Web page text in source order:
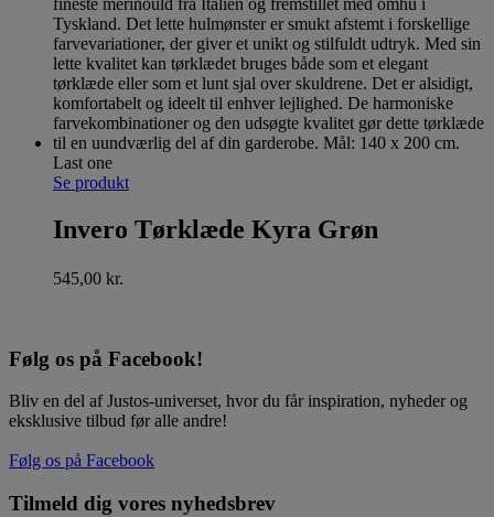
Last one
Se produkt
Invero Tørklæde Kyra Grøn
545,00 kr.
Følg os på Facebook!
Bliv en del af Justos-universet, hvor du får inspiration, nyheder og
eksklusive tilbud før alle andre!
Følg os på Facebook
Tilmeld dig vores nyhedsbrev